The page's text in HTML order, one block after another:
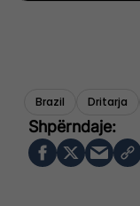
Brazil Dritarja